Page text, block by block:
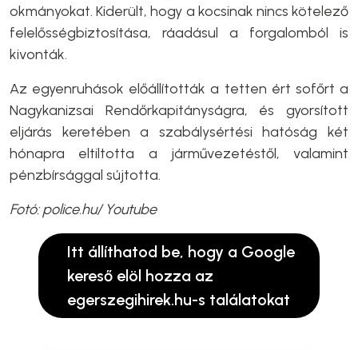
okmányokat. Kiderült, hogy a kocsinak nincs kötelező
felelősségbiztosítása, ráadásul a forgalomból is
kivonták.
Az egyenruhások előállították a tetten ért sofőrt a
Nagykanizsai Rendőrkapitányságra, és gyorsított
eljárás keretében a szabálysértési hatóság két
hónapra eltiltotta a járművezetéstől, valamint
pénzbírsággal sújtotta.
Fotó: police.hu/ Youtube
Itt állíthatod be, hogy a Google
kereső elöl hozza az
egerszegihirek.hu-s találatokat